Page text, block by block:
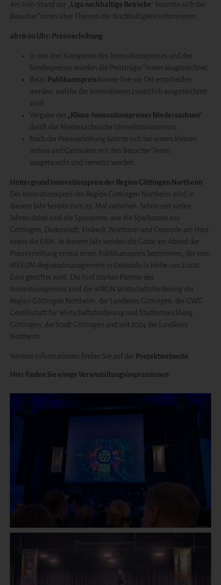
Am Info-Stand der „ Liga nachhaltige Betriebe“ konnten sich die
Besucher*innen über Themen der Nachhaltigkeit informieren.
ab 18:00 Uhr: Preisverleihung
In den drei Kategorien des Innovationspreises und des
Sonderpreises wurden die Preisträger*innen ausgezeichnet.
Beim Publikumspreis konnte live vor Ort entscheiden
werden, welche der Innovationen zusätzlich ausgezeichnet
wird.
Vergabe des „Klima-Innovationspreises Niedersachsen“
durch das Niedersächsische Umweltministerium
Nach der Preisverleihung konnte sich bei einem kleinen
Imbiss und Getränken mit den Besucher*innen
ausgetauscht und vernetzt werden.
Hintergrund Innovationspreis der Region Göttingen Northeim
Der Innovationspreis der Region Göttingen Northeim wird in
diesem Jahr bereits zum 23. Mal verliehen. Schon seit vielen
Jahren dabei sind die Sponsoren, wie die Sparkassen aus
Göttingen, Duderstadt, Einbeck, Northeim und Osterode am Harz
sowie die EAM. In diesem Jahr werden die Gäste am Abend der
Preisverleihung erneut einen Publikumspreis bestimmen, der vom
MEKOM Regionalmanagement in Osterode in Höhe von 2.000
Euro gestiftet wird. Die fünf starken Partner des
Innovationspreises sind die WRGN Wirtschaftsförderung der
Region Göttingen Northeim, der Landkreis Göttingen, die GWG
Gesellschaft für Wirtschaftsförderung und Stadtentwicklung
Göttingen, die Stadt Göttingen und seit 2024 der Landkreis
Northeim.
Weitere Informationen finden Sie auf der Projektwebseite
Hier finden Sie einige Veranstaltungsimpressionen